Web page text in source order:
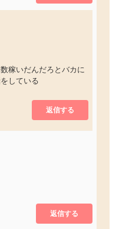
稼いだんだろとバカに
している
返信する
返信する